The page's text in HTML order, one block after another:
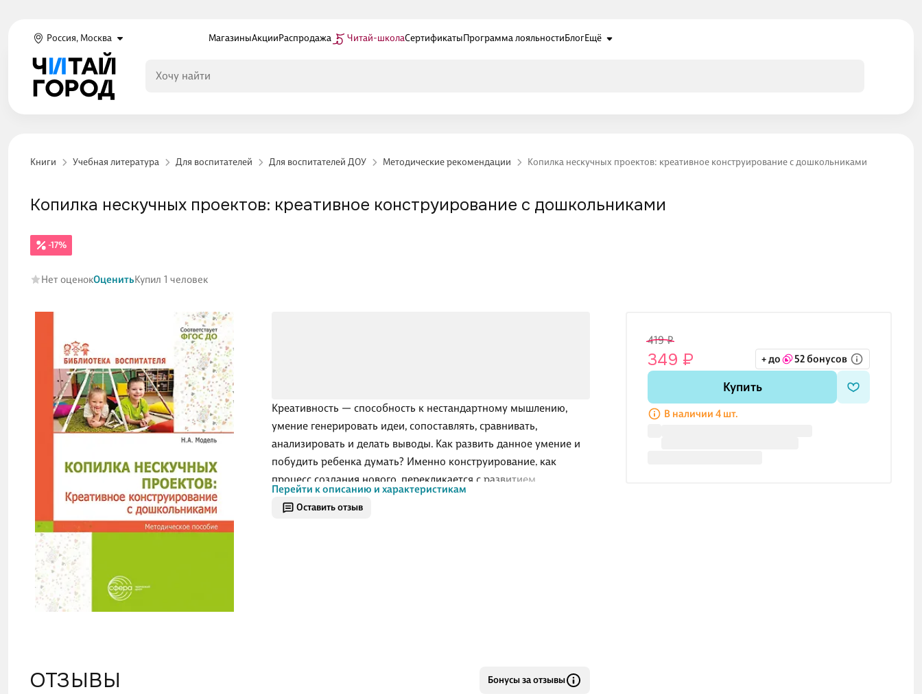
Россия, Москва МагазиныАкцииРаспродажа Читай-школаСертификатыПрограмма лояльностиБлогЕщё
Книги Учебная литература Для воспитателей Для воспитателей ДОУ Методические рекомендации Копилка нескучных проектов: креативное конструирование с дошкольниками
Оставить отзыв
Креативность — способность к нестандартному мышлению,
умение генерировать идеи, сопоставлять, сравнивать,
анализировать и делать выводы. Как развить данное умение и
побудить ребенка думать? Именно конструирование, как
процесс создания нового, перекликается с развитием
креативности. В книге собраны необычные методические
материалы для эффективных и полезных игровых сеансов с
Перейти к описанию и характеристикам
-17%
Копилка нескучных проектов: креативное конструирование с дошкольниками
Нет оценокОценитьКупил 1 человек
419 ₽
349 ₽ + до 52 бонусов
Купить
В наличии 4 шт.
ОТЗЫВЫ Бонусы за отзывы